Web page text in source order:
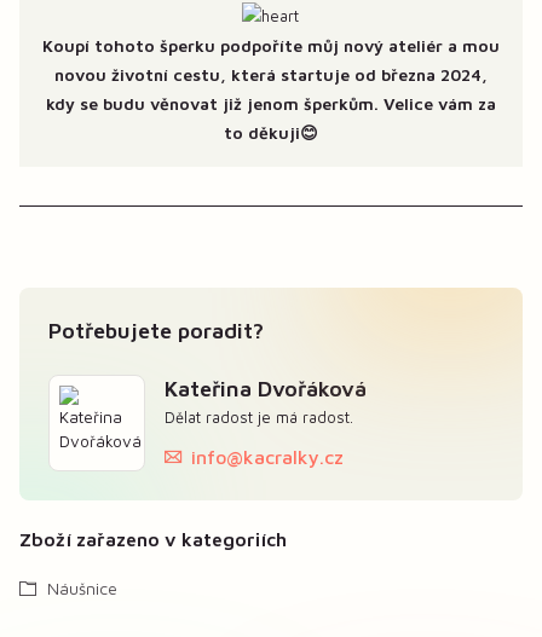
Koupí tohoto šperku podpoříte můj nový ateliér a mou
novou životní cestu, která startuje od března 2024,
kdy se budu věnovat již jenom šperkům. Velice vám za
to děkuji😊
Potřebujete poradit?
Kateřina Dvořáková
Dělat radost je má radost.
info@kacralky.cz
Zboží zařazeno v kategoriích
Náušnice